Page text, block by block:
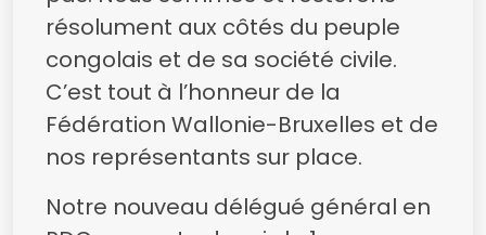
résolument aux côtés du peuple
congolais et de sa société civile.
C’est tout à l’honneur de la
Fédération Wallonie-Bruxelles et de
nos représentants sur place.
Notre nouveau délégué général en